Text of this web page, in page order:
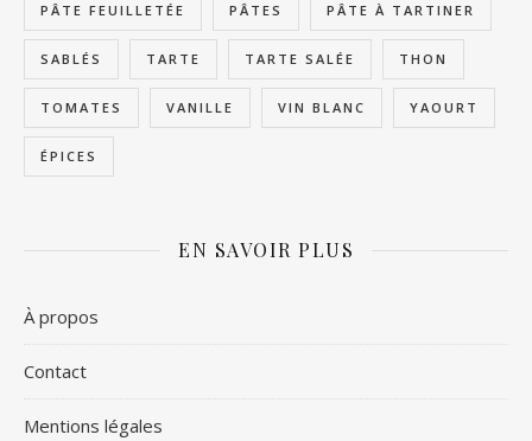
PÂTE FEUILLETÉE PÂTES PÂTE À TARTINER
SABLÉS TARTE TARTE SALÉE THON
TOMATES VANILLE VIN BLANC YAOURT
ÉPICES
EN SAVOIR PLUS
À propos
Contact
Mentions légales